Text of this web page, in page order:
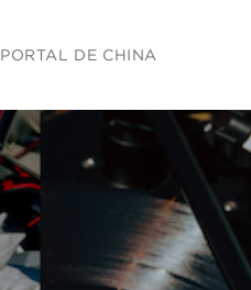
PORTAL DE CHINA